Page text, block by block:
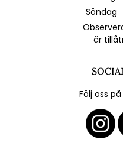
Söndag
är
Följ oss